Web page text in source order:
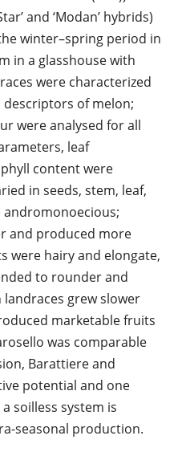
and ‘Modan’ hybrids)
winter–spring period in
in a glasshouse with
were characterized
of melon;
were analysed for all
leaf
content were
in seeds, stem, leaf,
and produced more
were hairy and elongate,
to rounder and
grew slower
marketable fruits
was comparable
Barattiere and
potential and one
soilless system is
seasonal production.